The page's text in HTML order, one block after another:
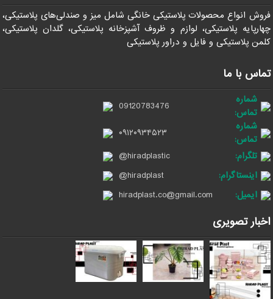
فروش انواع محصولات پلاستیکی خانگی شامل میز و صندلی‌های پلاستیکی،
چهارپایه پلاستیکی، لوازم و ظروف آشپزخانه پلاستیکی، گلدان پلاستیکی،
کلمن پلاستیکی و فایل و دراور پلاستیکی
تماس با ما
شماره
تماس:
09120783476
شماره
تماس:
۰۹۱۲۰۹۳۴۵۲۳
تلگرام:
@hiradplastic
اینستاگرام:
@hiradplast
ایمیل:
hiradplast.co@gmail.com
اخبار تصویری